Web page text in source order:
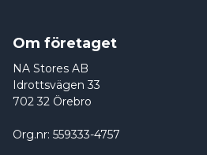
Om företaget
NA Stores AB
Idrottsvägen 33
702 32 Örebro
Org.nr: 559333-4757